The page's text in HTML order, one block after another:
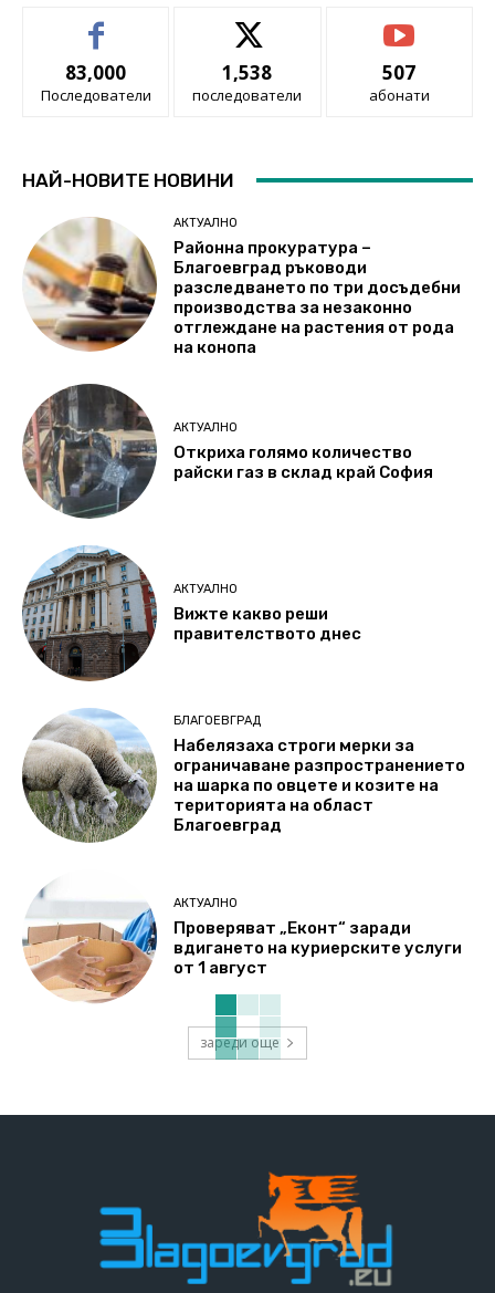
83,000
Последователи
1,538
последователи
507
абонати
НАЙ-НОВИТЕ НОВИНИ
АКТУАЛНО
Районна прокуратура –
Благоевград ръководи
разследването по три досъдебни
производства за незаконно
отглеждане на растения от рода
на конопа
АКТУАЛНО
Откриха голямо количество
райски газ в склад край София
АКТУАЛНО
Вижте какво реши
правителството днес
БЛАГОЕВГРАД
Набелязаха строги мерки за
ограничаване разпространението
на шарка по овцете и козите на
територията на област
Благоевград
АКТУАЛНО
Проверяват „Еконт“ заради
вдигането на куриерските услуги
от 1 август
зареди още